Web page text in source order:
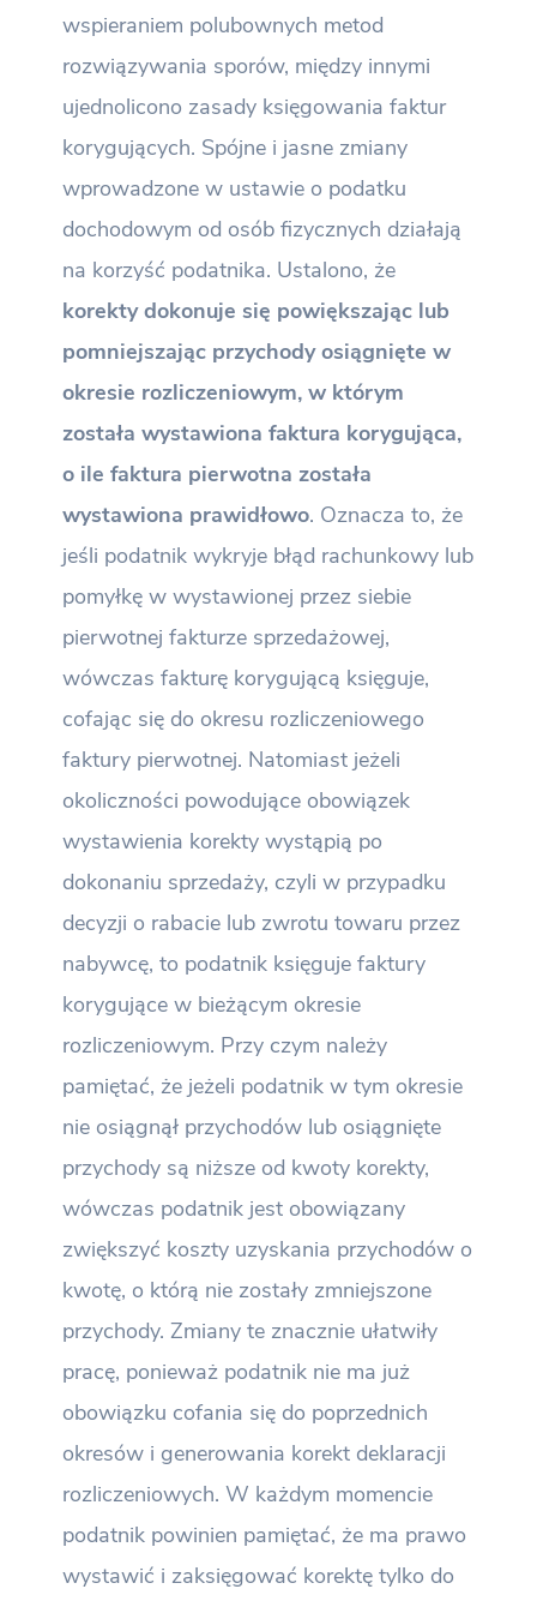
wspieraniem polubownych metod
rozwiązywania sporów, między innymi
ujednolicono zasady księgowania faktur
korygujących. Spójne i jasne zmiany
wprowadzone w ustawie o podatku
dochodowym od osób fizycznych działają
na korzyść podatnika. Ustalono, że
korekty dokonuje się powiększając lub
pomniejszając przychody osiągnięte w
okresie rozliczeniowym, w którym
została wystawiona faktura korygująca,
o ile faktura pierwotna została
wystawiona prawidłowo. Oznacza to, że
jeśli podatnik wykryje błąd rachunkowy lub
pomyłkę w wystawionej przez siebie
pierwotnej fakturze sprzedażowej,
wówczas fakturę korygującą księguje,
cofając się do okresu rozliczeniowego
faktury pierwotnej. Natomiast jeżeli
okoliczności powodujące obowiązek
wystawienia korekty wystąpią po
dokonaniu sprzedaży, czyli w przypadku
decyzji o rabacie lub zwrotu towaru przez
nabywcę, to podatnik księguje faktury
korygujące w bieżącym okresie
rozliczeniowym. Przy czym należy
pamiętać, że jeżeli podatnik w tym okresie
nie osiągnął przychodów lub osiągnięte
przychody są niższe od kwoty korekty,
wówczas podatnik jest obowiązany
zwiększyć koszty uzyskania przychodów o
kwotę, o którą nie zostały zmniejszone
przychody. Zmiany te znacznie ułatwiły
pracę, ponieważ podatnik nie ma już
obowiązku cofania się do poprzednich
okresów i generowania korekt deklaracji
rozliczeniowych. W każdym momencie
podatnik powinien pamiętać, że ma prawo
wystawić i zaksięgować korektę tylko do